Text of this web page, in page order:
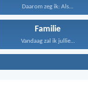
Daarom zeg ik: Als...
Familie
Vandaag zal ik jullie...